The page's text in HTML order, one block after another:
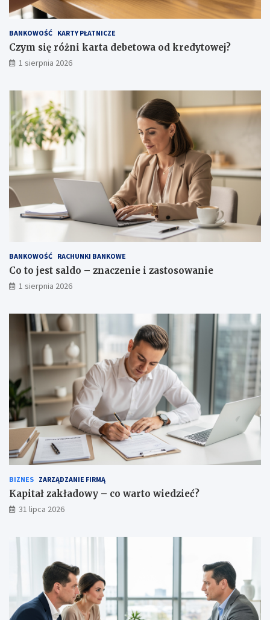
BANKOWOŚĆ KARTY PŁATNICZE
Czym się różni karta debetowa od kredytowej?
1 sierpnia 2026
BANKOWOŚĆ RACHUNKI BANKOWE
Co to jest saldo – znaczenie i zastosowanie
1 sierpnia 2026
BIZNES ZARZĄDZANIE FIRMĄ
Kapitał zakładowy – co warto wiedzieć?
31 lipca 2026